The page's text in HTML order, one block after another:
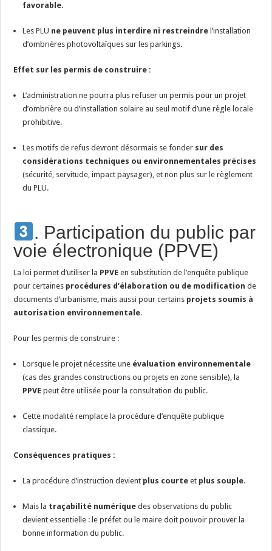
favorable.
Les PLU ne peuvent plus interdire ni restreindre l’installation
d’ombrières photovoltaïques sur les parkings.
Effet sur les permis de construire :
L’administration ne pourra plus refuser un permis pour un projet
d’ombrière ou d’installation solaire au seul motif d’une règle locale
prohibitive.
Les motifs de refus devront désormais se fonder sur des
considérations techniques ou environnementales précises
(sécurité, servitude, impact paysager), et non plus sur le règlement
du PLU.
. Participation du public par
voie électronique (PPVE)
La loi permet d’utiliser la PPVE en substitution de l’enquête publique
pour certaines procédures d’élaboration ou de modification de
documents d’urbanisme, mais aussi pour certains projets soumis à
autorisation environnementale.
Pour les permis de construire :
Lorsque le projet nécessite une évaluation environnementale
(cas des grandes constructions ou projets en zone sensible), la
PPVE peut être utilisée pour la consultation du public.
Cette modalité remplace la procédure d’enquête publique
classique.
Conséquences pratiques :
La procédure d’instruction devient plus courte et plus souple.
Mais la traçabilité numérique des observations du public
devient essentielle : le préfet ou le maire doit pouvoir prouver la
bonne information du public.